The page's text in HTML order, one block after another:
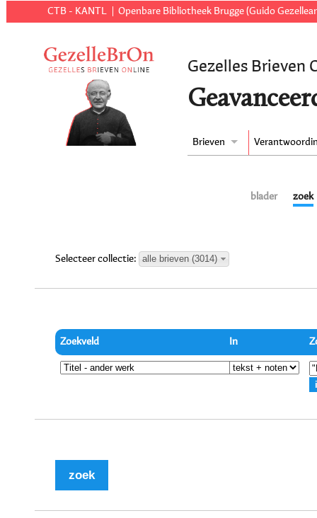
CTB - KANTL Openbare Bibliotheek Brugge (Guido
Gezelles Brieven
Brieven
blader zoek
Selecteer collectie: alle brieven (3014)
Zoekveld In